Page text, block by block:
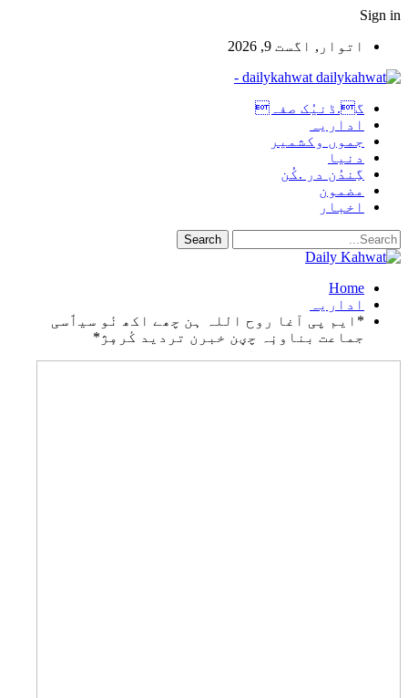
Sign in
اتوار, اگست 9, 2026
dailykahwat -
گ.ڈنیُک صفہ
اداریہ
جموں وکشمیر
دنیا
گِندُن در .کُن
مضمون
اخبار
Home
اداریہ
*ایم پی آغا روح اللہ ہن چھے اکھ نٔو سیٲسی
جماعت بناونٕہ چؠن خبرن تردید کٔرمٕژ*